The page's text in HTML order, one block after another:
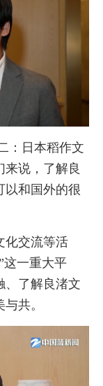
：日本稻作文
来说，了解良
以和国外的很
化交流等活
这一重大平
、了解良渚文
共。